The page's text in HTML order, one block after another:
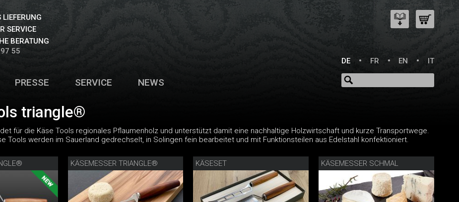
SERVICE
BERATUNG
55
DE
FR EN IT
PRESSE SERVICE NEWS
triangle®
für die Käse Tools regionales Pflaumenholz und unterstützt damit eine nachhaltige Holzwirtschaft und kurze Transportwege.
Tools werden im Sauerland gedrechselt, in Solingen fein bearbeitet und mit Funktionsteilen aus Edelstahl konfektioniert.
KÄSEMESSER TRIANGLE® KÄSESET KÄSEMESSER SCHMAL